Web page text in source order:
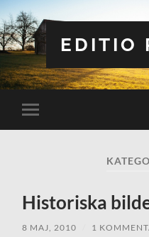
EDITIO
Slå
på/av
Historiska
8 MAJ, 2010 1